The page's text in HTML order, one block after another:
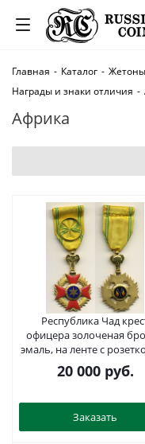
Главная - Каталог -
Награды и знаки отличия -
Африка
Республика Чад
офицера золоченая
эмаль, на ленте с
704-07
20 000руб.
Заказать